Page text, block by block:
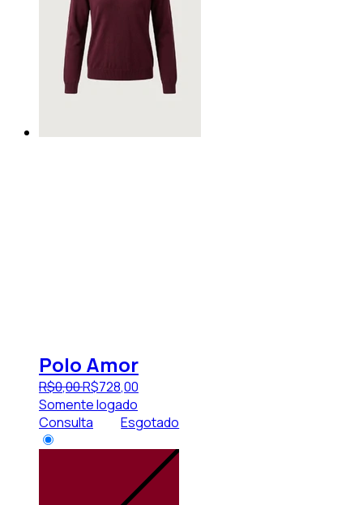
Polo Amor
R$0,00R$728,00
Somente logado
Consulta
Esgotado